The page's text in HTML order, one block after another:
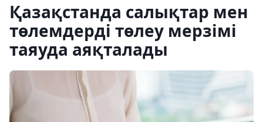
Қазақстанда салықтар мен
төлемдерді төлеу мерзімі
таяуда аяқталады